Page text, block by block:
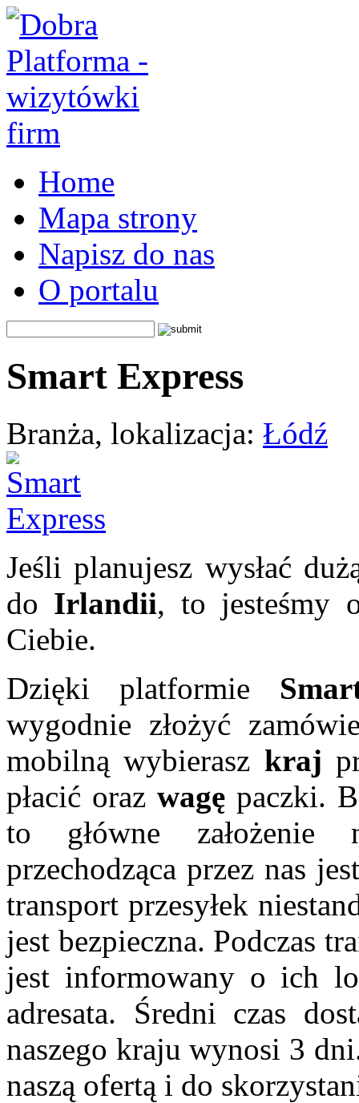
Home
Mapa strony
Napisz do nas
O portalu
Smart Express
Branża, lokalizacja: Łódź
Jeśli planujesz wysłać
do Irlandii, to jesteśmy
Ciebie.
Dzięki platformie
wygodnie złożyć
mobilną wybierasz kraj
płacić oraz wagę paczki.
to główne założenie
przechodząca przez nas
transport przesyłek
jest bezpieczna. Podczas
jest informowany o ich
adresata. Średni czas
naszego kraju wynosi 3
naszą ofertą i do